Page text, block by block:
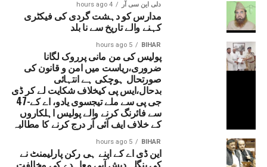
دلی این سی آر 4 hours ago
مدارس کو دہشت گردی کی فیکٹری
کہنے والے تاریخ سے نا بلد
BIHAR
5 hours ago
پولیس کی من مانی پرروک لگانا
ضروری،ریاست میں امن و قانون کی
صورتحال ہوچکی ہے انتہائی
بدحال،ایس پی کیخلاف شکایت لے کر ڈی
جی پی سے ملے تیجسوی یادو، اے کے-47
سے فائرنگ کرنے والے پولیس اہلکاروں
کے خلاف ایف آئی آر درج کرنے کا مطالبہ
BIHAR
5 hours ago
این ڈی اے کے اپنے ہی رکن پارلیمنٹ نے
کی بنگلہ دیش آبی معاہدے کی مخالفت